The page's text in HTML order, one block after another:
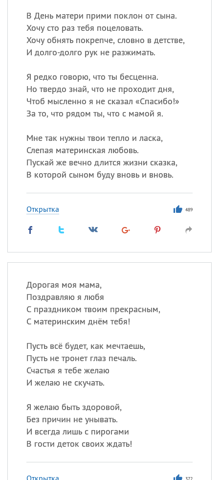
В День матери прими поклон от сына.
Хочу сто раз тебя поцеловать.
Хочу обнять покрепче, словно в детстве,
И долго-долго рук не разжимать.
Я редко говорю, что ты бесценна.
Но твердо знай, что не проходит дня,
Чтоб мысленно я не сказал «Спасибо!»
За то, что рядом ты, что с мамой я.
Мне так нужны твои тепло и ласка,
Слепая материнская любовь.
Пускай же вечно длится жизни сказка,
В которой сыном буду вновь и вновь.
Открытка 489
Дорогая моя мама,
Поздравляю я любя
С праздником твоим прекрасным,
С материнским днём тебя!
Пусть всё будет, как мечтаешь,
Пусть не тронет глаз печаль.
Счастья я тебе желаю
И желаю не скучать.
Я желаю быть здоровой,
Без причин не унывать.
И всегда лишь с пирогами
В гости деток своих ждать!
Открытка